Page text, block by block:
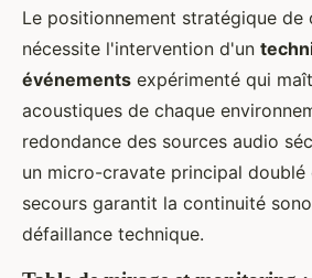
Le positionnement stratégique de
nécessite l'intervention d'un
événements expérimenté qui
acoustiques de chaque
redondance des sources audio
un micro-cravate principal doublé
secours garantit la continuité
défaillance technique.